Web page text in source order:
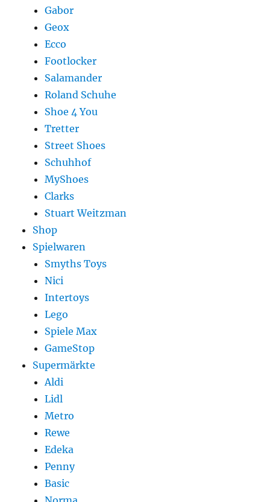
Gabor
Geox
Ecco
Footlocker
Salamander
Roland Schuhe
Shoe 4 You
Tretter
Street Shoes
Schuhhof
MyShoes
Clarks
Stuart Weitzman
Shop
Spielwaren
Smyths Toys
Nici
Intertoys
Lego
Spiele Max
GameStop
Supermärkte
Aldi
Lidl
Metro
Rewe
Edeka
Penny
Basic